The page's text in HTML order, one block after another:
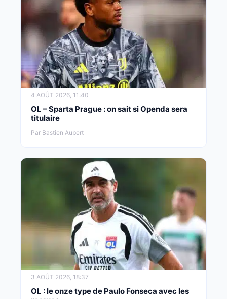
4 AOÛT 2026, 11:40
OL – Sparta Prague : on sait si Openda sera
titulaire
Par Bastien Aubert
3 AOÛT 2026, 18:37
OL : le onze type de Paulo Fonseca avec les